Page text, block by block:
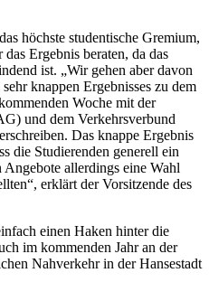
höchste studentische Gremium,
Ergebnis beraten, da das
ist. „Wir gehen aber davon
knappen Ergebnisses zu dem
Woche mit der
und dem Verkehrsverbund
Das knappe Ergebnis
die Studierenden generell ein
allerdings eine Wahl
erklärt der Vorsitzende des
einen Haken hinter die
im kommenden Jahr an der
Nahverkehr in der Hansestadt